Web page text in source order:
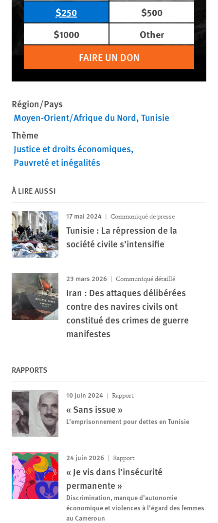
$250
$500
$1000
Other
FAIRE UN DON
Région/Pays
Moyen-Orient/Afrique du Nord Tunisie
Thème
Justice et droits économiques
Pauvreté et inégalités
À LIRE AUSSI
17 mai 2024 Communiqué de presse
Tunisie : La répression de la
société civile s’intensifie
23 mars 2026 Communiqué détaillé
Iran : Des attaques délibérées
contre des navires civils ont
constitué des crimes de guerre
manifestes
RAPPORTS
10 juin 2024 Rapport
« Sans issue »
L’emprisonnement pour dettes en Tunisie
24 juin 2026 Rapport
« Je vis dans l’insécurité
permanente »
Discrimination, manque d’autonomie
économique et violences à l’égard des femmes
au Cameroun